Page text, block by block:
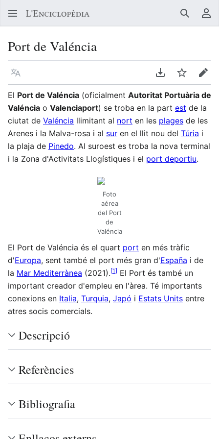
Buscar
Port de Valéncia
Llegir en un atre idioma Descarregar en
Vigilar
El Port de Valéncia (oficialment Autoritat Portuària de
Valéncia o Valenciaport) se troba en la part est de la
ciutat de Valéncia llimitant al nort en les plages de les
Arenes i la Malva-rosa i al sur en el llit nou del Túria i
la plaja de Pinedo. Al suroest es troba la nova terminal
i la Zona d'Activitats Llogístiques i el port deportiu.
Foto
aérea
del Port
de
Valéncia
El Port de Valéncia és el quart port en més tràfic
d'Europa, sent també el port més gran d'España i de
la Mar Mediterrànea (2021).[1] El Port és també un
important creador d'empleu en l'àrea. Té importants
conexions en Italia, Turquia, Japó i Estats Units entre
atres socis comercials.
Descripció
Referències
Bibliografia